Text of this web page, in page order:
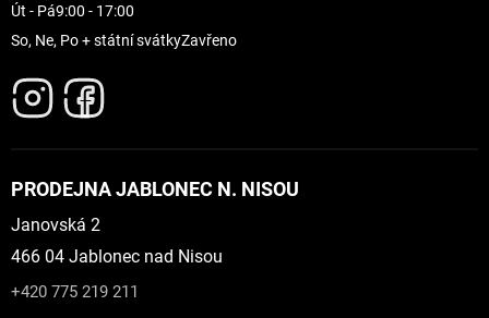
Út - Pá9:00 - 17:00
So, Ne, Po + státní svátkyZavřeno
PRODEJNA JABLONEC N. NISOU
Janovská 2
466 04 Jablonec nad Nisou
+420 775 219 211